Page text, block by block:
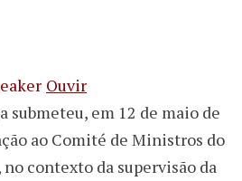
Ouvir
submeteu, em 12 de maio de
ao Comité de Ministros do
contexto da supervisão da